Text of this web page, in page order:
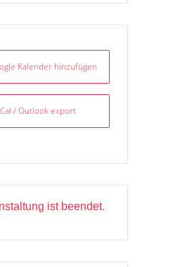
Kalender hinzufügen
/ Outlook export
ist beendet.